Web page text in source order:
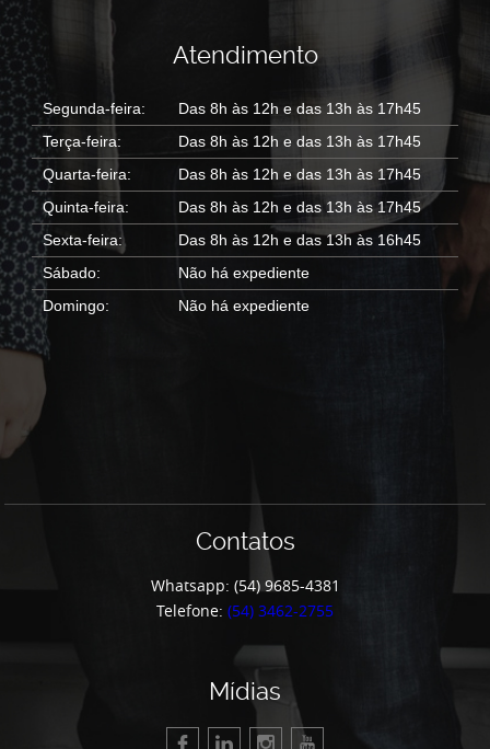
Atendimento
Segunda-feira:
Das 8h às 12h e das 13h às 17h45
Terça-feira:
Das 8h às 12h e das 13h às 17h45
Quarta-feira:
Das 8h às 12h e das 13h às 17h45
Quinta-feira:
Das 8h às 12h e das 13h às 17h45
Sexta-feira:
Das 8h às 12h e das 13h às 16h45
Sábado:
Não há expediente
Domingo:
Não há expediente
Contatos
Whatsapp: (54) 9685-4381
Telefone: (54) 3462-2755
Mídias